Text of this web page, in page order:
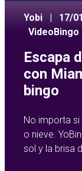
Yobi 17/
VideoBingo
Escapa
con
bingo
No importa si
o nieve.
sol y la brisa